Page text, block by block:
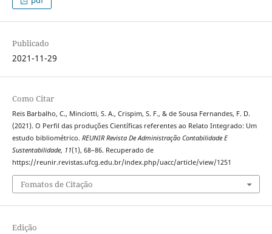
Publicado
2021-11-29
Como Citar
Reis Barbalho, C., Minciotti, S. A., Crispim, S. F., & de Sousa Fernandes, F. D.
(2021). O Perfil das produções Científicas referentes ao Relato Integrado: Um
estudo bibliométrico. REUNIR Revista De Administração Contabilidade E
Sustentabilidade, 11(1), 68–86. Recuperado de
https://reunir.revistas.ufcg.edu.br/index.php/uacc/article/view/1251
Fomatos de Citação
Edição